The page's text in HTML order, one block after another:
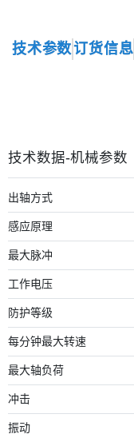
技术参数订货信息
技术数据-机械参数
出轴方式
感应原理
最大脉冲
工作电压
防护等级
每分钟最大转速
最大轴负荷
冲击
振动